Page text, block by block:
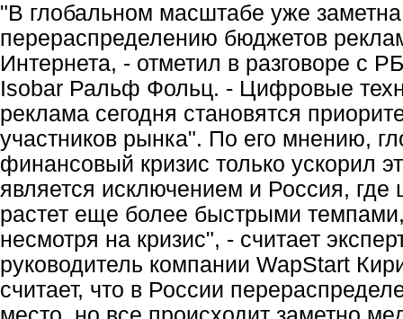
"В глобальном масштабе уже
перераспределению бюджетов
Интернета, - отметил в разговоре с
Isobar Ральф Фольц. - Цифровые
реклама сегодня становятся
участников рынка". По его мнению,
финансовый кризис только ускорил
является исключением и Россия, где
растет еще более быстрыми
несмотря на кризис", - считает
руководитель компании WapStart
считает, что в России